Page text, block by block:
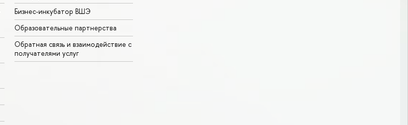
Бизнес-инкубатор ВШЭ
Образовательные партнерства
Обратная связь и взаимодействие с
получателями услуг